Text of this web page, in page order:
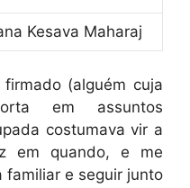
Kesava Maharaj
firmado (alguém cuja
em assuntos
costumava vir a
em quando, e me
familiar e seguir junto